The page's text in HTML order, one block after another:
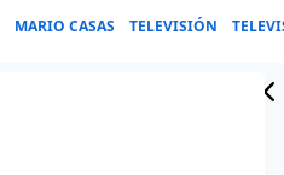
MARIO CASAS TELEVISIÓN